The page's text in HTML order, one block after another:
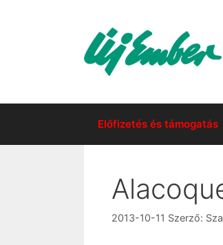
Előfizetés és támogatás
2013-10-11 Szerző: